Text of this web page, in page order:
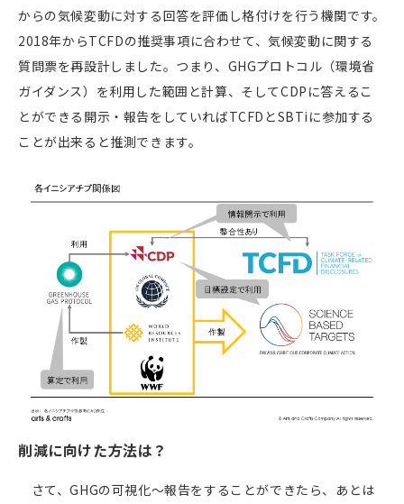
からの気候変動に対する回答を評価し格付けを行う機関です。
2018年からTCFDの推奨事項に合わせて、気候変動に関する
質問票を再設計しました。つまり、GHGプロトコル（環境省
ガイダンス）を利用した範囲と計算、そしてCDPに答えるこ
とができる開示・報告をしていればTCFDとSBTiに参加する
ことが出来ると推測できます。
削減に向けた方法は？
さて、GHGの可視化～報告をすることができたら、あとは